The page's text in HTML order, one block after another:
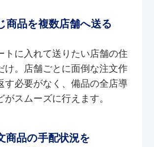
商品を複数店舗へ送る
トに入れて送りたい店舗の住
け。店舗ごとに面倒な注文作
す必要がなく、備品の全店導
がスムーズに行えます。
商品の手配状況を